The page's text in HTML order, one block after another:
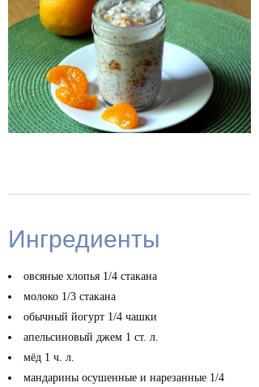
Ингредиенты
овсяные хлопья 1/4 стакана
молоко 1/3 стакана
обычный йогурт 1/4 чашки
апельсиновый джем 1 ст. л.
мёд 1 ч. л.
мандарины осушенные и нарезанные 1/4